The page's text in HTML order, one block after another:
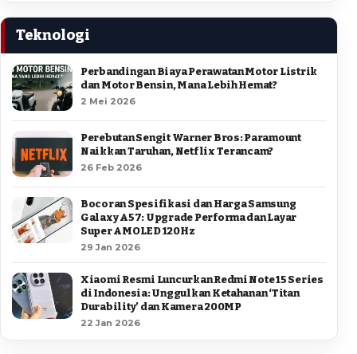
Teknologi
Perbandingan Biaya Perawatan Motor Listrik
dan Motor Bensin, Mana Lebih Hemat?
2 Mei 2026
Perebutan Sengit Warner Bros: Paramount
Naikkan Taruhan, Netflix Terancam?
26 Feb 2026
Bocoran Spesifikasi dan Harga Samsung
Galaxy A57: Upgrade Performa dan Layar
Super AMOLED 120Hz
29 Jan 2026
Xiaomi Resmi Luncurkan Redmi Note 15 Series
di Indonesia: Unggulkan Ketahanan ‘Titan
Durability’ dan Kamera 200MP
22 Jan 2026